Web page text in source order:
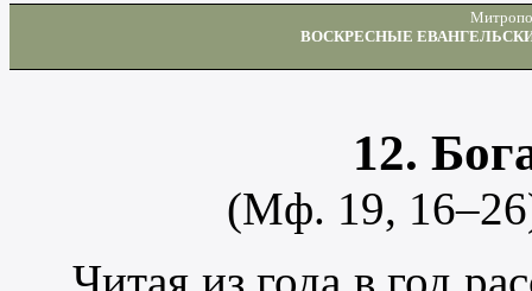
ВОСКРЕСНЫЕ
12.
(Мф. 19,